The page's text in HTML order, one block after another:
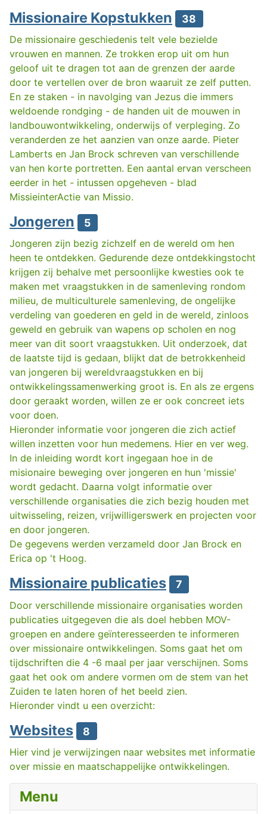
Menu
Missionaire Kopstukken 38
De missionaire geschiedenis telt vele bezielde
vrouwen en mannen. Ze trokken erop uit om hun
geloof uit te dragen tot aan de grenzen der aarde
door te vertellen over de bron waaruit ze zelf putten.
En ze staken - in navolging van Jezus die immers
weldoende rondging - de handen uit de mouwen in
landbouwontwikkeling, onderwijs of verpleging. Zo
veranderden ze het aanzien van onze aarde. Pieter
Lamberts en Jan Brock schreven van verschillende
van hen korte portretten. Een aantal ervan verscheen
eerder in het - intussen opgeheven - blad
MissieinterActie van Missio.
Jongeren 5
Jongeren zijn bezig zichzelf en de wereld om hen
heen te ontdekken. Gedurende deze ontdekkingstocht
krijgen zij behalve met persoonlijke kwesties ook te
maken met vraagstukken in de samenleving rondom
milieu, de multiculturele samenleving, de ongelijke
verdeling van goederen en geld in de wereld, zinloos
geweld en gebruik van wapens op scholen en nog
meer van dit soort vraagstukken. Uit onderzoek, dat
de laatste tijd is gedaan, blijkt dat de betrokkenheid
van jongeren bij wereldvraagstukken en bij
ontwikkelingssamenwerking groot is. En als ze ergens
door geraakt worden, willen ze er ook concreet iets
voor doen.
Hieronder informatie voor jongeren die zich actief
willen inzetten voor hun medemens. Hier en ver weg.
In de inleiding wordt kort ingegaan hoe in de
misionaire beweging over jongeren en hun 'missie'
wordt gedacht. Daarna volgt informatie over
verschillende organisaties die zich bezig houden met
uitwisseling, reizen, vrijwilligerswerk en projecten voor
en door jongeren.
De gegevens werden verzameld door Jan Brock en
Erica op 't Hoog.
Missionaire publicaties 7
Door verschillende missionaire organisaties worden
publicaties uitgegeven die als doel hebben MOV-
groepen en andere geïnteresseerden te informeren
over missionaire ontwikkelingen. Soms gaat het om
tijdschriften die 4 -6 maal per jaar verschijnen. Soms
gaat het ook om andere vormen om de stem van het
Zuiden te laten horen of het beeld zien.
Hieronder vindt u een overzicht:
Websites 8
Hier vind je verwijzingen naar websites met informatie
over missie en maatschappelijke ontwikkelingen.